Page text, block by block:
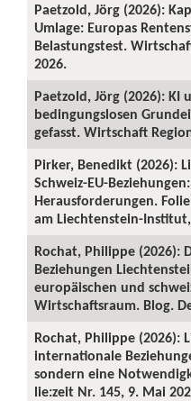
Paetzold, Jörg (2026):
Umlage: Europas
Belastungstest.
2026.
Paetzold, Jörg (2026): KI
bedingungslosen
gefasst. Wirtschaft
Pirker, Benedikt (2026):
Schweiz-EU-
Herausforderungen.
am Liechtenstein-
Rochat, Philippe (2026):
Beziehungen
europäischen und
Wirtschaftsraum. Blog.
Rochat, Philippe (2026):
internationale
sondern eine
lie:zeit Nr. 145, 9. Mai